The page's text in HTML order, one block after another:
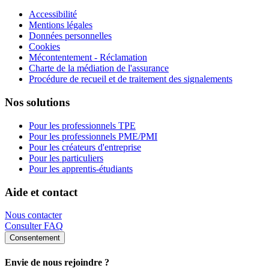
Accessibilité
Mentions légales
Données personnelles
Cookies
Mécontentement - Réclamation
Charte de la médiation de l'assurance
Procédure de recueil et de traitement des signalements
Nos solutions
Pour les professionnels TPE
Pour les professionnels PME/PMI
Pour les créateurs d'entreprise
Pour les particuliers
Pour les apprentis-étudiants
Aide et contact
Nous contacter
Consulter FAQ
Consentement
Envie de nous rejoindre ?